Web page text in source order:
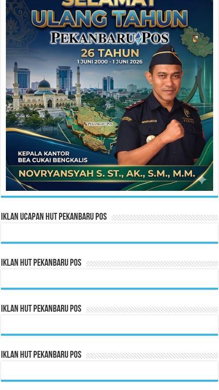
Iklan Ucapan HUT Pekanbaru Pos
Iklan HUT Pekanbaru Pos
Iklan HUT Pekanbaru Pos
Iklan HUT Pekanbaru Pos